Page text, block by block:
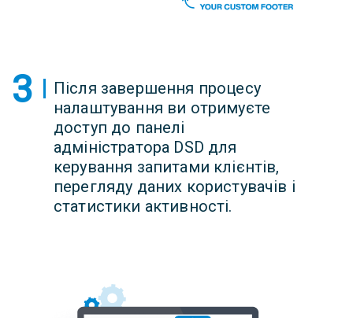
3
Після завершення процесу
налаштування ви отримуєте
доступ до панелі
адміністратора DSD для
керування запитами клієнтів,
перегляду даних користувачів і
статистики активності.